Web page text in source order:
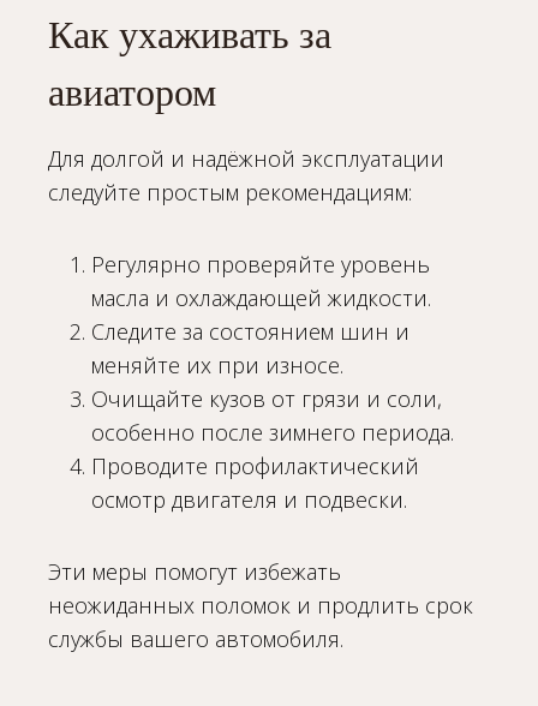
Как ухаживать за
авиатором
Для долгой и надёжной эксплуатации
следуйте простым рекомендациям:
Регулярно проверяйте уровень
масла и охлаждающей жидкости.
Следите за состоянием шин и
меняйте их при износе.
Очищайте кузов от грязи и соли,
особенно после зимнего периода.
Проводите профилактический
осмотр двигателя и подвески.
Эти меры помогут избежать
неожиданных поломок и продлить срок
службы вашего автомобиля.